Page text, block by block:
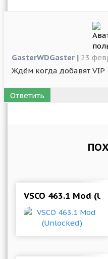
GasterWDGaster | 23
Ждëм когда добавят VIP
Ответить
VSCO 463.1 Mod